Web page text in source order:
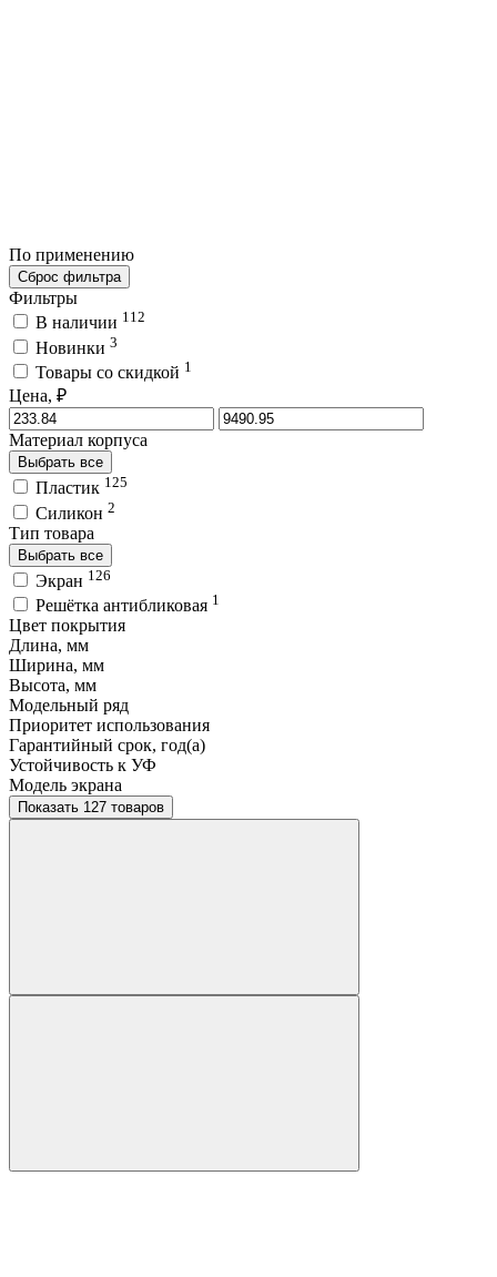
По применению
Сброс фильтра
Фильтры
В наличии 112
Новинки 3
Товары со скидкой 1
Цена, ₽
Материал корпуса
Выбрать все
Пластик 125
Силикон 2
Тип товара
Выбрать все
Экран 126
Решётка антибликовая 1
Цвет покрытия
Длина, мм
Ширина, мм
Высота, мм
Модельный ряд
Приоритет использования
Гарантийный срок, год(а)
Устойчивость к УФ
Модель экрана
Показать 127 товаров